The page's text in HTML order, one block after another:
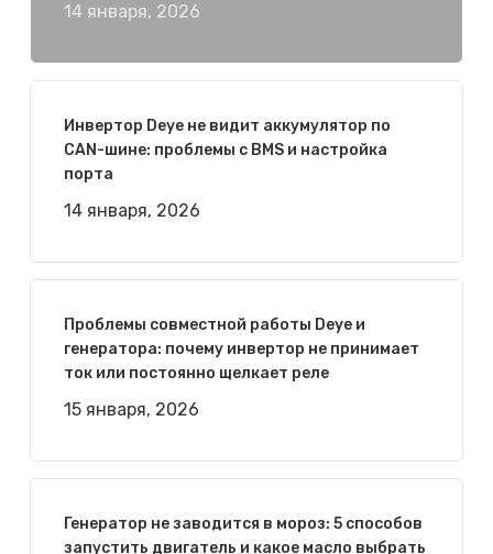
14 января, 2026
Инвертор Deye не видит аккумулятор по
CAN-шине: проблемы с BMS и настройка
порта
14 января, 2026
Проблемы совместной работы Deye и
генератора: почему инвертор не принимает
ток или постоянно щелкает реле
15 января, 2026
Генератор не заводится в мороз: 5 способов
запустить двигатель и какое масло выбрать